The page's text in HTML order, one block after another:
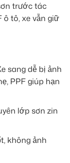
trước tác
tô, xe vẫn giữ
sang dễ bị ảnh
PPF giúp hạn
lớp sơn zin
không ảnh